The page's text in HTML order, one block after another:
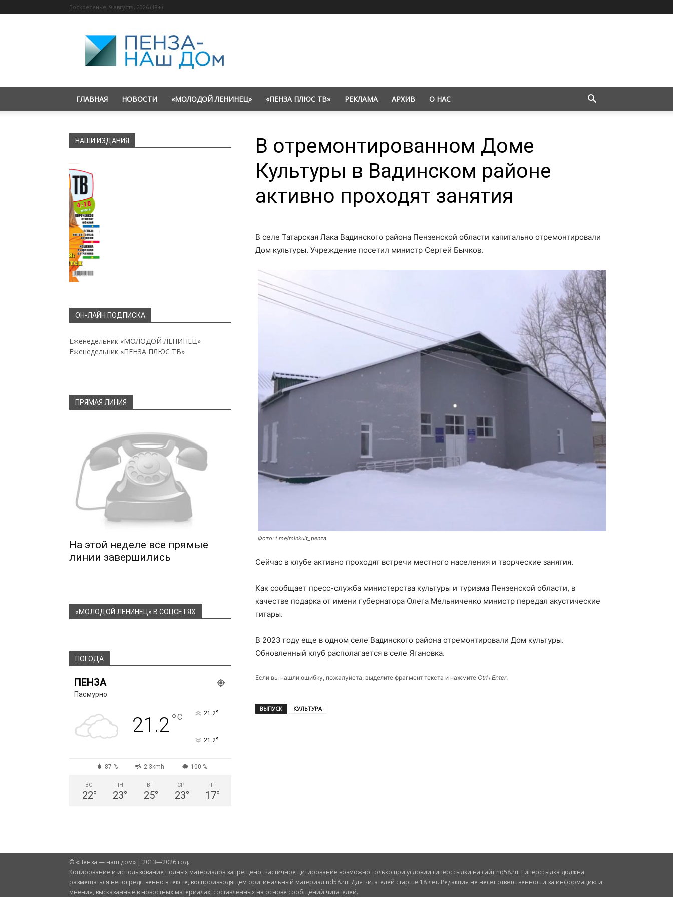
Воскресенье, 9 августа, 2026 (18+)
«Пенза
—
наш
дом»
ГЛАВНАЯ НОВОСТИ «МОЛОДОЙ ЛЕНИНЕЦ» «ПЕНЗА ПЛЮС ТВ» РЕКЛАМА АРХИВ О НАС
В отремонтированном Доме
Культуры в Вадинском районе
активно проходят занятия
В селе Татарская Лака Вадинского района Пензенской области капитально отремонтировали
Дом культуры. Учреждение посетил министр Сергей Бычков.
Фото: t.me/minkult_penza
Сейчас в клубе активно проходят встречи местного населения и творческие занятия.
Как сообщает пресс-служба министерства культуры и туризма Пензенской области, в
качестве подарка от имени губернатора Олега Мельниченко министр передал акустические
гитары.
В 2023 году еще в одном селе Вадинского района отремонтировали Дом культуры.
Обновленный клуб располагается в селе Ягановка.
Если вы нашли ошибку, пожалуйста, выделите фрагмент текста и нажмите Ctrl+Enter.
ВЫПУСК КУЛЬТУРА
НАШИ ИЗДАНИЯ
ОН-ЛАЙН ПОДПИСКА
Еженедельник «МОЛОДОЙ ЛЕНИНЕЦ»
Еженедельник «ПЕНЗА ПЛЮС ТВ»
ПРЯМАЯ ЛИНИЯ
На этой неделе все прямые
линии завершились
«МОЛОДОЙ ЛЕНИНЕЦ» В СОЦСЕТЯХ
ПОГОДА
ПЕНЗА
Пасмурно
21.2°C 21.2°
21.2°
87 % 2.3kmh 100 %
ВС
22°
ПН
23°
ВТ
25°
СР
23°
ЧТ
17°
© «Пенза — наш дом» | 2013—2026 год.
Копирование и использование полных материалов запрещено, частичное цитирование возможно только при условии гиперссылки на сайт nd58.ru. Гиперссылка должна
размещаться непосредственно в тексте, воспроизводящем оригинальный материал nd58.ru. Для читателей старше 18 лет. Редакция не несет ответственности за информацию и
мнения, высказанные в новостных материалах, составленных на основе сообщений читателей.